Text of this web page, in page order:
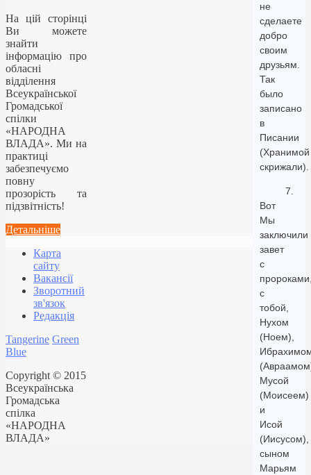
не
сделаете
добро
своим
друзьям.
Так
было
записано
в
Писании
(Хранимой
скрижали).
7.
Вот
Мы
заключили
завет
с
с
тобой,
Нухом
(Ноем),
Мусой
(Моисеем)
и
Исой
(Иисусом),
сыном
Марьям
На цій сторінці
Ви можете
знайти
інформацію про
обласні
відділення
Всеукраїнської
Громадської
спілки
«НАРОДНА
ВЛАДА». Ми на
практиці
забезпечуємо
повну
прозорість та
підзвітність!
Детальніше
Карта
сайту
Вакансії
Зворотний
зв'язок
Редакція
Tangerine Green
Blue
Copyright © 2015
Всеукраїнська
Громадська
спілка
«НАРОДНА
ВЛАДА»